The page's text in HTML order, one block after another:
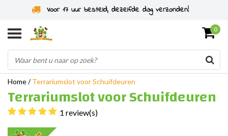
Specialist in knaagdieren sinds 2011
0
Home/Terrariumslot voor Schuifdeuren
Terrariumslot voor Schuifdeuren
1 review(s)